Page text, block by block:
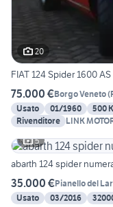
20
FIAT 124 Spider 1600
75.000 €Borgo Veneto(
Usato
01/1960 500
Rivenditore LINK
5
abarth 124 spider
35.000 €Pianello del
Usato
03/2016